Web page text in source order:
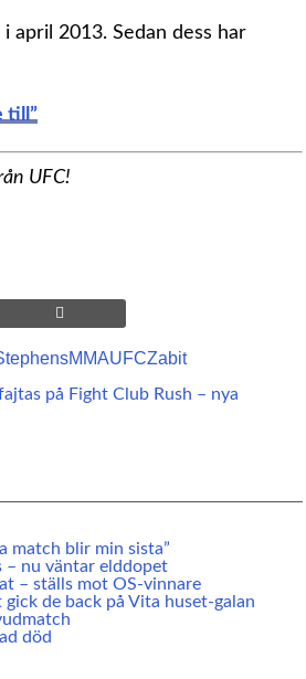
april 2013. Sedan dess har
till”
UFC!
MMAUFCZabit
på Fight Club Rush – nya
match blir min sista”
– nu väntar elddopet
– ställs mot OS-vinnare
de back på Vita huset-galan
död